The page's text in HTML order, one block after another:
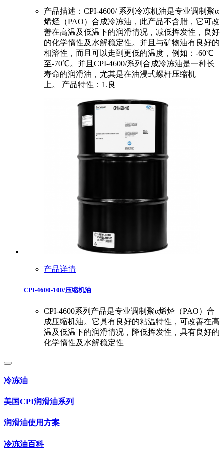
产品描述：CPI-4600/ 系列冷冻机油是专业调制聚α
烯烃（PAO）合成冷冻油，此产品不含腊，它可改
善在高温及低温下的润滑情况，减低挥发性，良好
的化学惰性及水解稳定性。并且与矿物油有良好的
相溶性，而且可以走到更低的温度，例如：-60℃
至-70℃。并且CPI-4600/系列合成冷冻油是一种长
寿命的润滑油，尤其是在油浸式螺杆压缩机
上。 产品特性：1.良
产品详情
CPI-4600-100/压缩机油
CPI-4600系列产品是专业调制聚α烯烃（PAO）合
成压缩机油。它具有良好的粘温特性，可改善在高
温及低温下的润滑情况，降低挥发性，具有良好的
化学惰性及水解稳定性
冷冻油
美国CPI润滑油系列
润滑油使用方案
冷冻油百科